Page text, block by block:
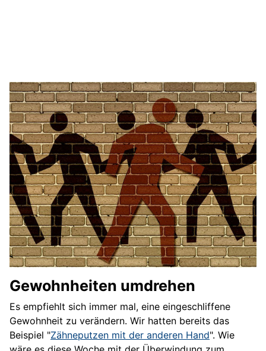
Gewohnheiten umdrehen
Es empfiehlt sich immer mal, eine eingeschliffene
Gewohnheit zu verändern. Wir hatten bereits das
Beispiel "Zähneputzen mit der anderen Hand". Wie